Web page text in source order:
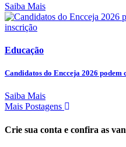
Saiba Mais
Educação
Candidatos do Encceja 2026
Saiba Mais
Mais Postagens
Crie sua conta e confira as